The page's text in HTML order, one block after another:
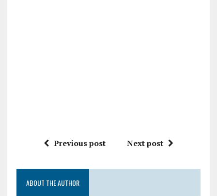
Previous post Next post
ABOUT THE AUTHOR